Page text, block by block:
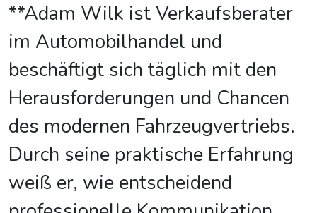
**Adam Wilk ist Verkaufsberater
im Automobilhandel und
beschäftigt sich täglich mit den
Herausforderungen und Chancen
des modernen Fahrzeugvertriebs.
Durch seine praktische Erfahrung
weiß er, wie entscheidend